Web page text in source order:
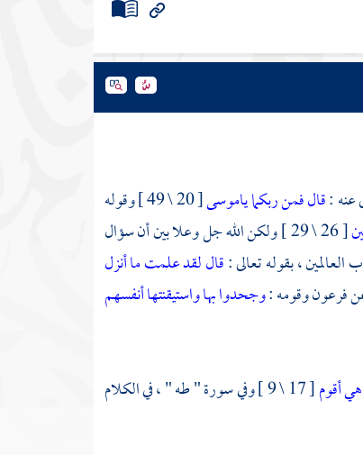
عنه :قال فمن ربكما ياموسى
[ 20 \ 49 ] وقوله
[ 26 \ 29 ] ولكن الله جل وعلا بين أن سؤال
، بقوله تعالى :قال لقد علمت ما أنزل
فرعونوقومه :وجحدوا بها واستيقنتها أنفسهم
أقوم
[ 17 \ 9 ] وفي سورة " طه " ، في الكلام